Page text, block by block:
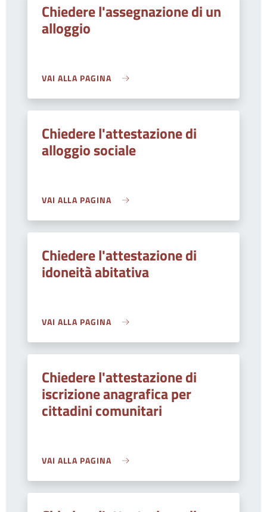
Chiedere l'assegnazione di un
alloggio
VAI ALLA PAGINA
Chiedere l'attestazione di
alloggio sociale
VAI ALLA PAGINA
Chiedere l'attestazione di
idoneità abitativa
VAI ALLA PAGINA
Chiedere l'attestazione di
iscrizione anagrafica per
cittadini comunitari
VAI ALLA PAGINA